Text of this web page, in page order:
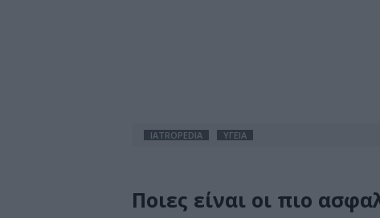
IATROPEDIA ΥΓΕΙΑ
Ποιες είναι οι πιο